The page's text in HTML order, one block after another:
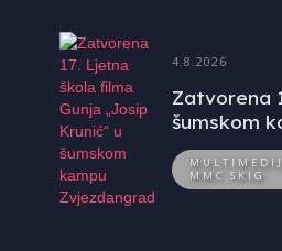
4.8.2026
Zatvorena
šumskom
MMC SKIG